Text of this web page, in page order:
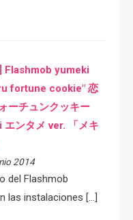
Flashmob yumeki
fortune cookie" 恋
ーチュンクッキー
エンタメ ver. 「メキ
2014
del Flashmob
las instalaciones […]